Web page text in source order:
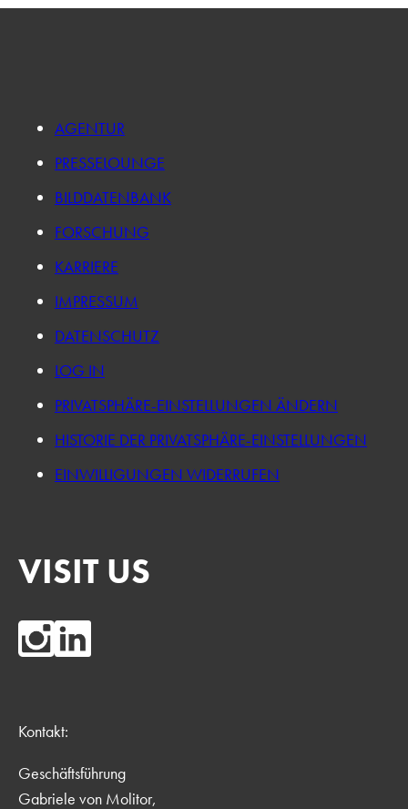
AGENTUR
PRESSELOUNGE
BILDDATENBANK
FORSCHUNG
KARRIERE
IMPRESSUM
DATENSCHUTZ
LOG IN
PRIVATSPHÄRE-EINSTELLUNGEN ÄNDERN
HISTORIE DER PRIVATSPHÄRE-EINSTELLUNGEN
EINWILLIGUNGEN WIDERRUFEN
VISIT US
Kontakt:
Geschäftsführung
Gabriele von Molitor,